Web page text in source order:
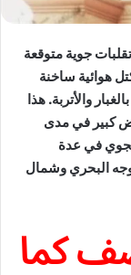
جوية متوقعة
هوائية ساخنة
والأتربة. هذا
كبير في مدى
في عدة
البحري وشمال
كما